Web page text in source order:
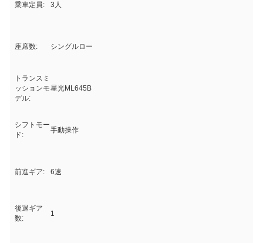
乗車定員: 3人
座席数: シングルロー
トランスミ
ッションモ
デル:
星光ML645B
シフトモー
ド:
手動操作
前進ギア: 6速
後退ギア
数:
1